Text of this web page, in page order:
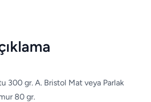
300 gr. A. Bristol Mat veya Parlak
80 gr.